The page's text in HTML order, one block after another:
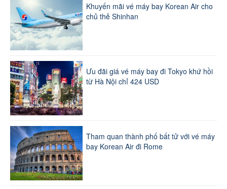
Khuyến mãi vé máy bay Korean Air cho
chủ thẻ Shinhan
Ưu đãi giá vé máy bay đi Tokyo khứ hồi
từ Hà Nội chỉ 424 USD
Tham quan thành phố bất tử với vé máy
bay Korean Air đi Rome